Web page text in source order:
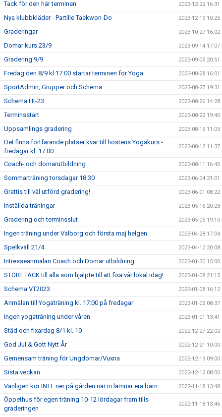
Tack för den här terminen 2023-12-22 16:31
Nya klubbkläder - Partille Taekwon-Do 2023-12-19 10:25
Graderingar 2023-10-27 16:02
Domar kurs 23/9 2023-09-14 17:07
Gradering 9/9 2023-09-05 20:51
Fredag den 8/9 kl 17:00 startar terminen för Yoga 2023-08-28 16:01
SportAdmin, Grupper och Schema 2023-08-27 19:31
Schema Ht-23 2023-08-26 14:28
Terminsstart 2023-08-22 19:40
Uppsamlings gradering 2023-08-16 11:05
Det finns fortfarande platser kvar till höstens Yogakurs -
fredagar kl. 17:00
2023-08-12 11:37
Coach- och domarutbildning 2023-08-11 16:45
Sommarträning torsdagar 18:30 2023-06-04 21:01
Grattis till väl utförd gradering! 2023-06-01 08:22
Inställda träningar 2023-05-16 20:23
Gradering och terminsslut 2023-05-05 19:10
Ingen träning under Valborg och första maj helgen. 2023-04-28 17:04
Spelkväll 21/4 2023-04-12 20:08
Intresseanmälan Coach och Domar utbildning 2023-01-30 15:00
STORT TACK till alla som hjälpte till att fixa vår lokal idag! 2023-01-08 21:15
Schema VT2023 2023-01-08 16:12
Anmälan till Yogaträning kl. 17:00 på fredagar 2023-01-03 08:37
Ingen yogaträning under våren 2023-01-01 13:41
Städ och fixardag 8/1 kl. 10 2022-12-27 22:02
God Jul & Gott Nytt År 2022-12-21 10:00
Gemensam träning för Ungdomar/Vuxna 2022-12-19 09:00
Sista veckan 2022-12-12 08:00
Vänligen kör INTE ner på gården när ni lämnar era barn 2022-11-18 13:48
Öppethus för egen träning 10-12 lördagar fram tills
graderingen
2022-11-18 13:46